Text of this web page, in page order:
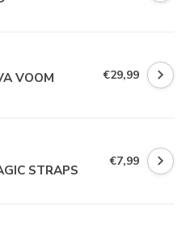
VOOM €29,99
STRAPS €7,99